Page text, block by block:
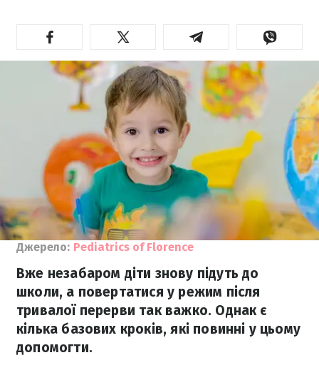
Джерело: Pediatrics of Florence
Вже незабаром діти знову підуть до
школи, а повертатися у режим після
тривалої перерви так важко. Однак є
кілька базових кроків, які повинні у цьому
допомогти.